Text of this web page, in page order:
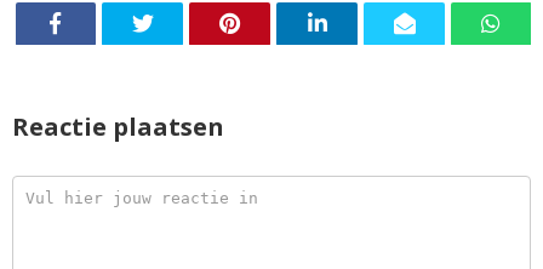
Reactie plaatsen